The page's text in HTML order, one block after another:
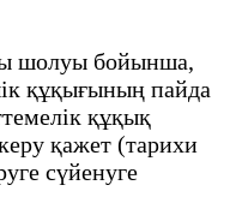
шолуы бойынша,
құқығының пайда
құқық
қажет (тарихи
сүйенуге